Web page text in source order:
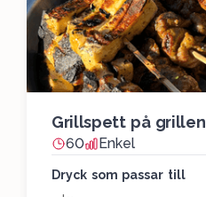
Grillspett på grillen
60 Enkel
Dryck som passar till